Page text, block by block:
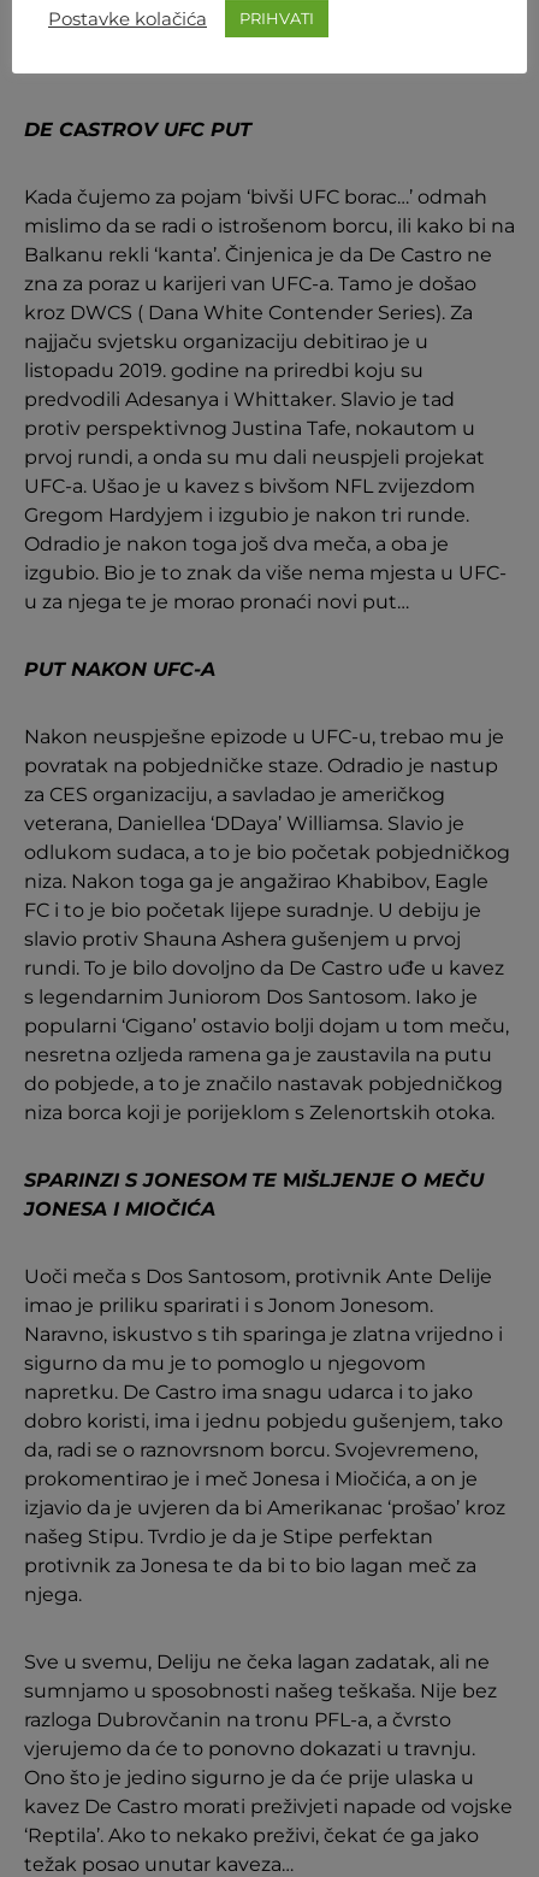
following:pic.twitter.com/95gvbco0Hc
DE CASTROV UFC PUT
Kada čujemo za pojam ‘bivši UFC borac…’ odmah
mislimo da se radi o istrošenom borcu, ili kako bi na
Balkanu rekli ‘kanta’. Činjenica je da De Castro ne
zna za poraz u karijeri van UFC-a. Tamo je došao
kroz DWCS ( Dana White Contender Series). Za
najjaču svjetsku organizaciju debitirao je u
listopadu 2019. godine na priredbi koju su
predvodili Adesanya i Whittaker. Slavio je tad
protiv perspektivnog Justina Tafe, nokautom u
prvoj rundi, a onda su mu dali neuspjeli projekat
UFC-a. Ušao je u kavez s bivšom NFL zvijezdom
Gregom Hardyjem i izgubio je nakon tri runde.
Odradio je nakon toga još dva meča, a oba je
izgubio. Bio je to znak da više nema mjesta u UFC-
u za njega te je morao pronaći novi put…
PUT NAKON UFC-A
Nakon neuspješne epizode u UFC-u, trebao mu je
povratak na pobjedničke staze. Odradio je nastup
za CES organizaciju, a savladao je američkog
veterana, Daniellea ‘DDaya’ Williamsa. Slavio je
odlukom sudaca, a to je bio početak pobjedničkog
niza. Nakon toga ga je angažirao Khabibov, Eagle
FC i to je bio početak lijepe suradnje. U debiju je
slavio protiv Shauna Ashera gušenjem u prvoj
rundi. To je bilo dovoljno da De Castro uđe u kavez
s legendarnim Juniorom Dos Santosom. Iako je
popularni ‘Cigano’ ostavio bolji dojam u tom meču,
nesretna ozljeda ramena ga je zaustavila na putu
do pobjede, a to je značilo nastavak pobjedničkog
niza borca koji je porijeklom s Zelenortskih otoka.
SPARINZI S JONESOM TE MIŠLJENJE O MEČU
JONESA I MIOČIĆA
Uoči meča s Dos Santosom, protivnik Ante Delije
imao je priliku sparirati i s Jonom Jonesom.
Naravno, iskustvo s tih sparinga je zlatna vrijedno i
sigurno da mu je to pomoglo u njegovom
napretku. De Castro ima snagu udarca i to jako
dobro koristi, ima i jednu pobjedu gušenjem, tako
da, radi se o raznovrsnom borcu. Svojevremeno,
prokomentirao je i meč Jonesa i Miočića, a on je
izjavio da je uvjeren da bi Amerikanac ‘prošao’ kroz
našeg Stipu. Tvrdio je da je Stipe perfektan
protivnik za Jonesa te da bi to bio lagan meč za
njega.
Sve u svemu, Deliju ne čeka lagan zadatak, ali ne
sumnjamo u sposobnosti našeg teškaša. Nije bez
razloga Dubrovčanin na tronu PFL-a, a čvrsto
vjerujemo da će to ponovno dokazati u travnju.
Ono što je jedino sigurno je da će prije ulaska u
kavez De Castro morati preživjeti napade od vojske
‘Reptila’. Ako to nekako preživi, čekat će ga jako
težak posao unutar kaveza…
Postavke kolačića PRIHVATI